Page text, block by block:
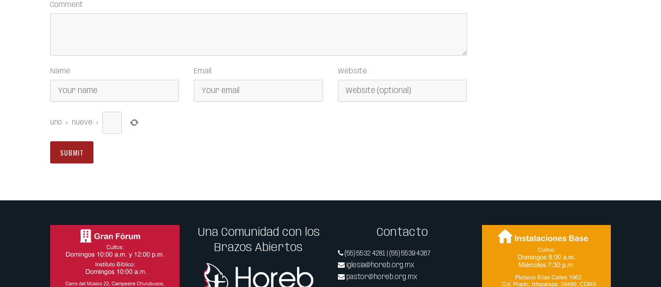
Comment
Name Email Website
uno + nueve =
Una Comunidad con los
Brazos Abiertos
Contacto
(55) 5532 4281 | (55) 5539 4367
iglesia@horeb.org.mx
pastor@horeb.org.mx